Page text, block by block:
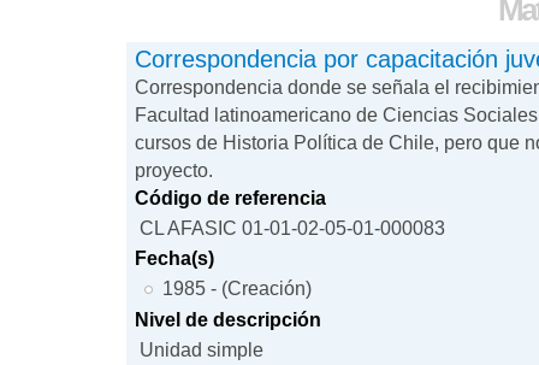
Correspondencia por capacitación
Correspondencia donde se señala el
Facultad latinoamericano de Ciencias
cursos de Historia Política de Chile, pero que
proyecto.
Código de referencia
CL AFASIC 01-01-02-05-01-000083
Fecha(s)
1985 - (Creación)
Nivel de descripción
Unidad simple